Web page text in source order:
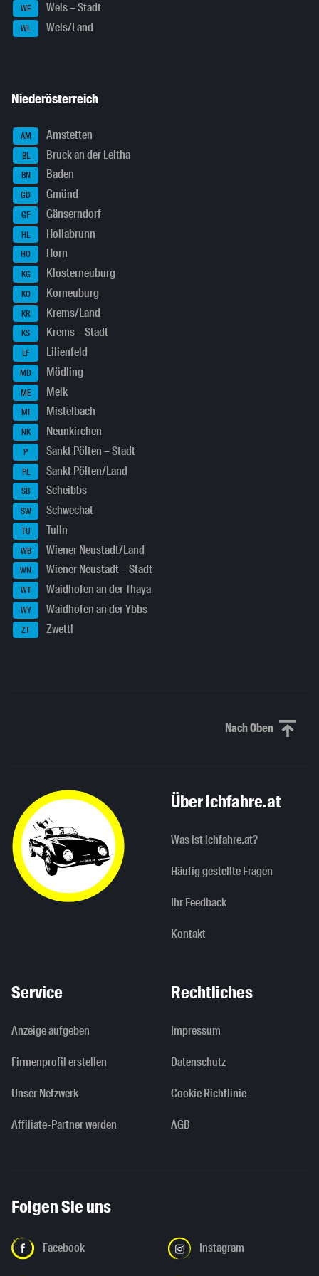
WE Wels – Stadt
WL Wels/Land
Niederösterreich
AM Amstetten
BL Bruck an der Leitha
BN Baden
GD Gmünd
GF Gänserndorf
HL Hollabrunn
HO Horn
KG Klosterneuburg
KO Korneuburg
KR Krems/Land
KS Krems – Stadt
LF Lilienfeld
MD Mödling
ME Melk
MI Mistelbach
NK Neunkirchen
P Sankt Pölten – Stadt
PL Sankt Pölten/Land
SB Scheibbs
SW Schwechat
TU Tulln
WB Wiener Neustadt/Land
WN Wiener Neustadt – Stadt
WT Waidhofen an der Thaya
WY Waidhofen an der Ybbs
ZT Zwettl
Nach ObenNach oben
Über ichfahre.at
Was ist ichfahre.at?
Häufig gestellte Fragen
Ihr Feedback
Kontakt
Service
Anzeige aufgeben
Firmenprofil erstellen
Unser Netzwerk
Affiliate-Partner werden
Rechtliches
Impressum
Datenschutz
Cookie Richtlinie
AGB
Folgen Sie uns
Facebook Instagram